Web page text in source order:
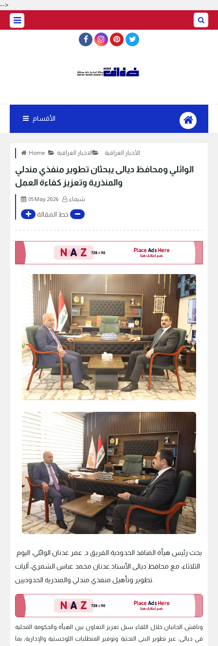
-->
الأقسام
Home الأخبار العراقية الاخبار العراقية
الوائلي ومحافظ ديالى يبحثان تطوير منفذي مندلي
والمنذرية وتعزيز كفاءة العمل
05 May 2026 شيماء
خط المقالة
الثلاثاء، مع محافظ ديالى الأستاذ عدنان محمد عباس الشمري، آليات
تطوير وتأهيل منفذي مندلي والمنذرية الحدوديين.
وناقش الجانبان خلال اللقاء سبل تعزيز التعاون بين الهيأة والحكومة المحلية
في ديالى، عبر تطوير البنى التحتية وتوفير المتطلبات اللوجستية والإدارية، بما